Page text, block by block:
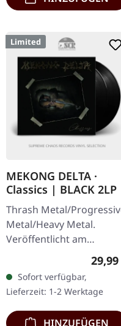
Limited
MEKONG DELTA ·
Classics | BLACK 2LP
Thrash Metal/
Metal/Heavy Metal.
Veröffentlicht am
25.01.2023, auf The
Elixirs Records.
Doppel-Vinyl im Gatefold-
Cover…
Sofort verfügbar,
Lieferzeit: 1-2 Werktage
HINZUFÜGEN